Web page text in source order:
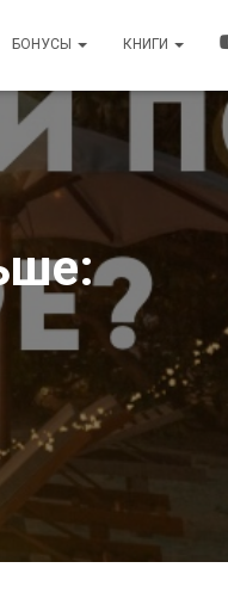
БОНУСЫ КНИГИ